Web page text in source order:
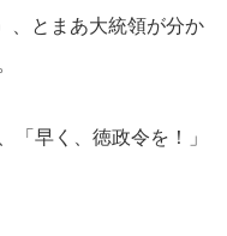
、とまあ大統領が分か
「早く、徳政令を！」